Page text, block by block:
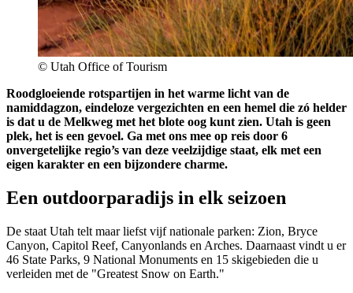
© Utah Office of Tourism
Roodgloeiende rotspartijen in het warme licht van de
namiddagzon, eindeloze vergezichten en een hemel die zó helder
is dat u de Melkweg met het blote oog kunt zien. Utah is geen
plek, het is een gevoel. Ga met ons mee op reis door 6
onvergetelijke regio’s van deze veelzijdige staat, elk met een
eigen karakter en een bijzondere charme.
Een outdoorparadijs in elk seizoen
De staat Utah telt maar liefst vijf nationale parken: Zion, Bryce
Canyon, Capitol Reef, Canyonlands en Arches. Daarnaast vindt u er
46 State Parks, 9 National Monuments en 15 skigebieden die u
verleiden met de "Greatest Snow on Earth."